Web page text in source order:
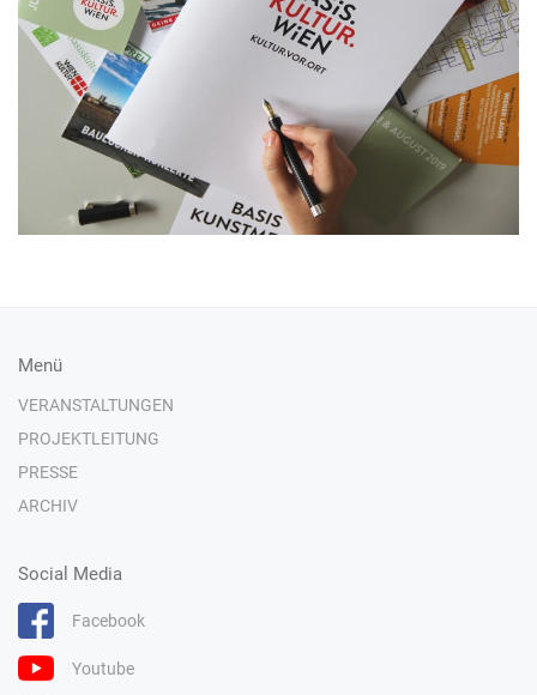
Menü
VERANSTALTUNGEN
PROJEKTLEITUNG
PRESSE
ARCHIV
Social Media
Facebook
Youtube